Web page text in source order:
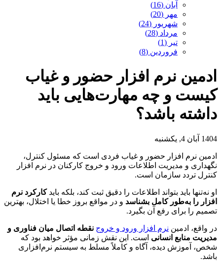
آبان (16)
مهر (20)
شهریور (24)
مرداد (28)
تیر (1)
فروردین (8)
ادمین نرم افزار حضور و غیاب
کیست و چه مهارت‌هایی باید
داشته باشد؟
1404 آبان 4, یکشنبه
ادمین نرم افزار حضور و غیاب فردی است که مسئول کنترل،
نگهداری و مدیریت اطلاعات ورود و خروج کارکنان در نرم افزار
کنترل تردد سازمان است.
او نه‌تنها باید بتواند اطلاعات را دقیق ثبت کند، بلکه بایدکارکرد نرم
افزار را به‌طور کامل بشناسد و در مواقع بروز خطا یا اختلال، بهترین
تصمیم را برای رفع آن بگیرد.
در واقع، ادمین نرم افزار ورود و خروج نقطه اتصال میان فناوری و
مدیریت منابع انسانی است. این نقش زمانی مؤثر خواهد بود که
شخص، آموزش دیده، آگاه و کاملاً مسلط به سیستم نرم‌افزاری
باشد.